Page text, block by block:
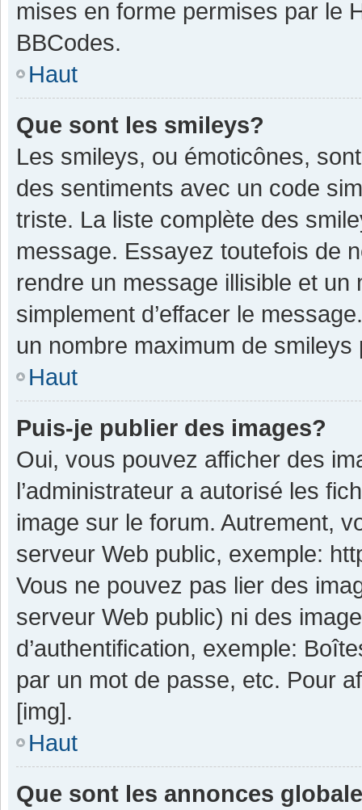
mises en forme permises par le
BBCodes.
Haut
Que sont les smileys?
Les smileys, ou émoticônes,
des sentiments avec un code
triste. La liste complète des
message. Essayez toutefois de
rendre un message illisible et
simplement d’effacer le
un nombre maximum de smileys
Haut
Puis-je publier des images?
Oui, vous pouvez afficher des
l’administrateur a autorisé les
image sur le forum. Autrement,
serveur Web public, exemple:
Vous ne pouvez pas lier des
serveur Web public) ni des
d’authentification, exemple:
par un mot de passe, etc. Pour
[img].
Haut
Que sont les annonces